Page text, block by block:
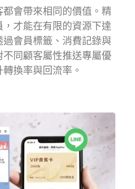
都會帶來相同的價值。精
才能在有限的資源下達
會員標籤、消費記錄與
不同顧客屬性推送專屬優
換率與回流率。